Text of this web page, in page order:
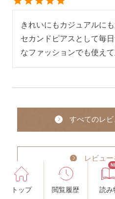
トップ 閲覧履歴 読み
きれいにもカジュアルにも
セカンドピアスとして毎
なファッションでも使えて
すべてのレビ
レビュー